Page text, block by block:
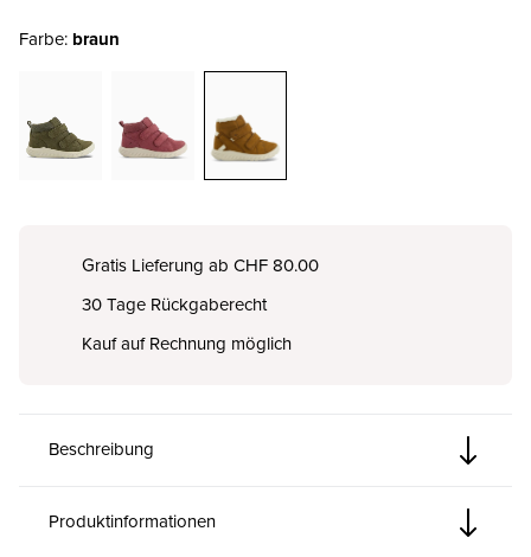
Farbe: braun
Gratis Lieferung ab CHF 80.00
30 Tage Rückgaberecht
Kauf auf Rechnung möglich
Beschreibung
Produktinformationen